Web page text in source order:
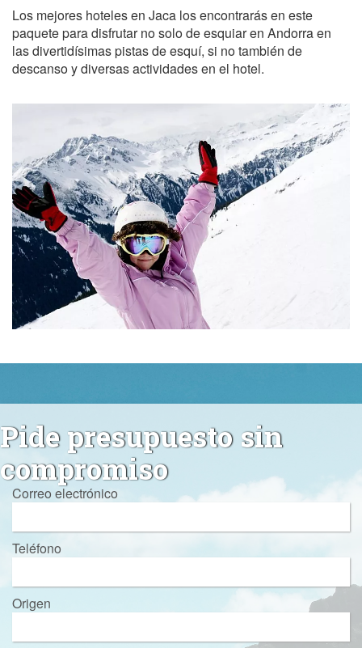
Los mejores hoteles en Jaca los encontrarás en este
paquete para disfrutar no solo de esquiar en Andorra en
las divertidísimas pistas de esquí, si no también de
descanso y diversas actividades en el hotel.
Pide presupuesto sin
compromiso
Correo electrónico
Teléfono
Origen